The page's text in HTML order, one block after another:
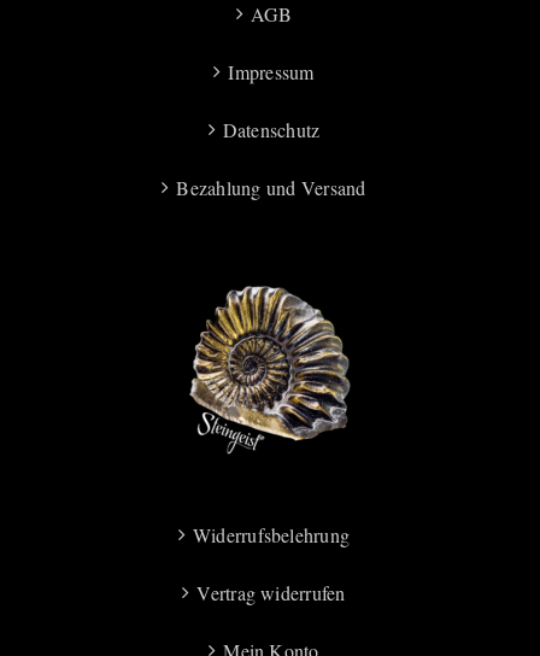
AGB
Impressum
Datenschutz
Bezahlung und Versand
Widerrufsbelehrung
Vertrag widerrufen
Mein Konto